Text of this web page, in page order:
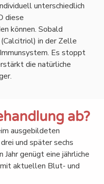
unterschiedlich
diese
können. Sobald
in der Zelle
Es stoppt
die natürliche
ab?
ausgebildeten
und später sechs
genügt eine jährliche
aktuellen Blut- und